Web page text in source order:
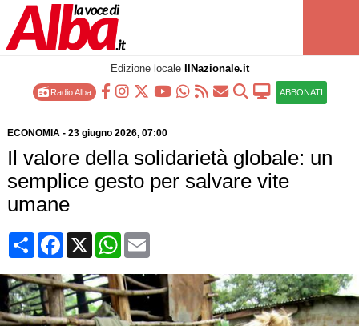
Edizione locale IlNazionale.it
Radio Alba ABBONATI
ECONOMIA- 23 giugno 2026, 07:00
Il valore della solidarietà globale: un
semplice gesto per salvare vite
umane
CondividiFacebook
X WhatsApp
Email